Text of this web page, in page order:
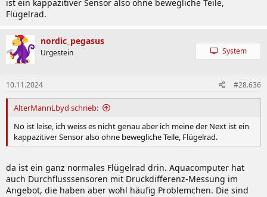
ist ein kappazitiver Sensor also ohne bewegliche Teile,
Flügelrad.
nordic_pegasus
Urgestein System
10.11.2024 #28.636
AlterMannLbyd schrieb:
Nö ist leise, ich weiss es nicht genau aber ich meine der Next ist ein
kappazitiver Sensor also ohne bewegliche Teile, Flügelrad.
da ist ein ganz normales Flügelrad drin. Aquacomputer hat
auch Durchflusssensoren mit Druckdifferenz-Messung im
Angebot, die haben aber wohl häufig Problemchen. Die sind